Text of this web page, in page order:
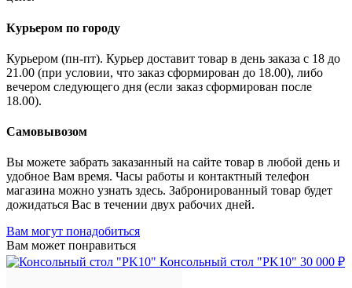
Курьером по городу
Курьером (пн-пт). Курьер доставит товар в день заказа с 18 до
21.00 (при условии, что заказ сформирован до 18.00), либо
вечером следующего дня (если заказ сформирован после
18.00).
Самовывозом
Вы можете забрать заказанный на сайте товар в любой день и
удобное Вам время. Часы работы и контактный телефон
магазина можно узнать здесь. Забронированный товар будет
дожидаться Вас в течении двух рабочих дней.
Вам могут понадобиться
Вам может понравиться
Консольный стол "PK10" 30 000 ₽